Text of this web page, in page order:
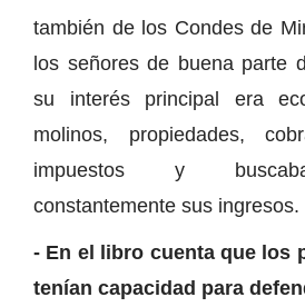
también de los Condes de
los señores de buena parte
su interés principal era
molinos, propiedades,
impuestos y
constantemente sus ingresos.
- En el libro cuenta que los
tenían capacidad para